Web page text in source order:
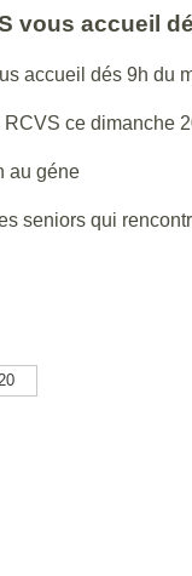
vous accueil
accueil dés 9h du
ce dimanche
au géne
seniors qui